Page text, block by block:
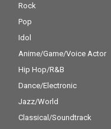
る。 プロデュースは、
大樋ゆう大を迎えて制
作。 M-5「Woman“W
の悲劇”より」では、N
ONA REEVESの作品や
ライヴで長くタッグを
ィルのヴォーカル、真
Rock
Pop
Idol
Anime/Game/Voice Actor
Hip Hop/R&B
Dance/Electronic
Jazz/World
Classical/Soundtrack